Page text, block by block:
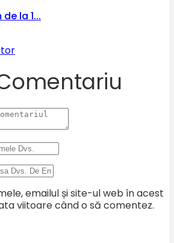
la 1...
emailul și site-ul web în acest
viitoare când o să comentez.